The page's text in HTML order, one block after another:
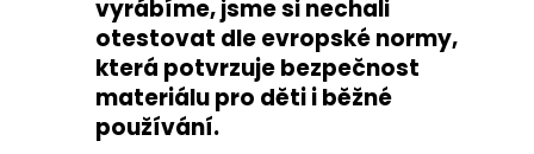
vyrábíme, jsme si nechali
otestovat dle evropské normy,
která potvrzujebezpečnost
materiálu pro děti i běžné
používání.